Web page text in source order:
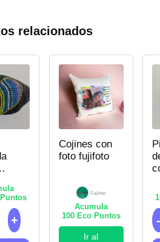
relacionados
Cojines con
foto fujifoto
Fujifoto
Acumula
100Eco Puntos
Ir al